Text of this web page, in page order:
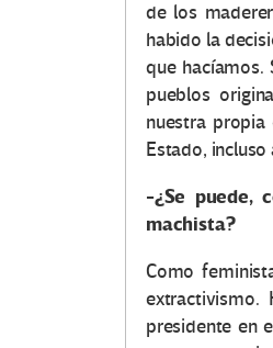
de los
habido la
que
pueblos
nuestra propia
Estado, incluso
-¿Se puede,
machista?
Como
extractivismo.
presidente en